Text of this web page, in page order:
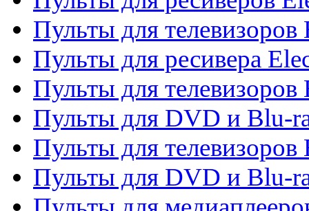
Пульты для телевизоров
Пульты для ресивера
Пульты для телевизоров
Пульты для DVD и Blu-
Пульты для телевизоров
Пульты для DVD и Blu-